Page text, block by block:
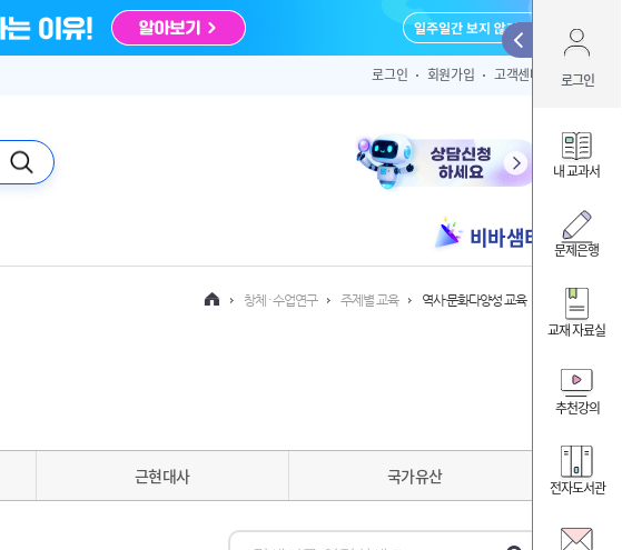
로그인 회원가입 고객센터
비바샘터
창체 · 수업연구 주제별 교육 역사·문화다양성 교육
근현대사 국가유산
로그인
내 교과서
문제은행
교재 자료실
추천강의
전자도서관
아이디
ID/PW 찾
내
비바샘
온리원